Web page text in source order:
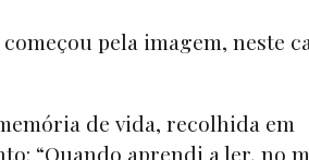
pela imagem, neste
de vida, recolhida em
“Quando aprendi a ler, no